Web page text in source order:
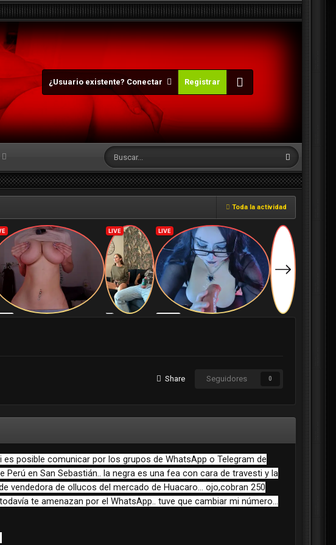
¿Usuario existente? Conectar Registrar
Toda la actividad
Share Seguidores 0
posible comunicar por los grupos de WhatsApp o Telegram de
en San Sebastián.. la negra es una fea con cara de travesti y la
vendedora de ollucos del mercado de Huacaro... ojo,cobran 250
te amenazan por el WhatsApp.. tuve que cambiar mi número...